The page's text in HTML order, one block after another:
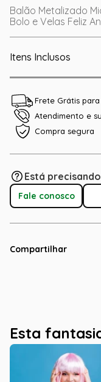
Balão Metalizado
Bolo e Velas Feliz
Itens Inclusos
Frete Grátis
Atendimento e
Compra segura
Está
Fale conosco
Compartilhar
Esta